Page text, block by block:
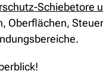
Schiebetore
Oberflächen,